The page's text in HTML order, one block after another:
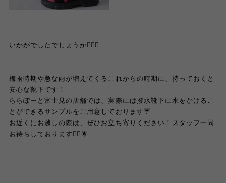
いかがでしたでしょうか💁🏻‍♀️
梅雨時期や急な雨が増えてくるこれからの時期に、持っておくと
安心な靴下です！
ららぽーと富士見の店舗では、実際には撥水靴下に水をかけるこ
とができるサンプルをご用意しております☔️
お近くにお越しの際は、ぜひお立ち寄りください！スタッフ一同
お待ちしております🙂‍↕️🌟